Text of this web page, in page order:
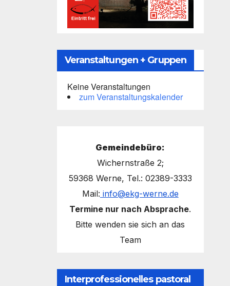
Veranstaltungen + Gruppen
Keine Veranstaltungen
zum Veranstaltungskalender
Gemeindebüro:
Wichernstraße 2;
59368 Werne, Tel.: 02389-3333
Mail: info@ekg-werne.de
Termine nur nach Absprache.
Bitte wenden sie sich an das
Team
Interprofessionelles pastoral